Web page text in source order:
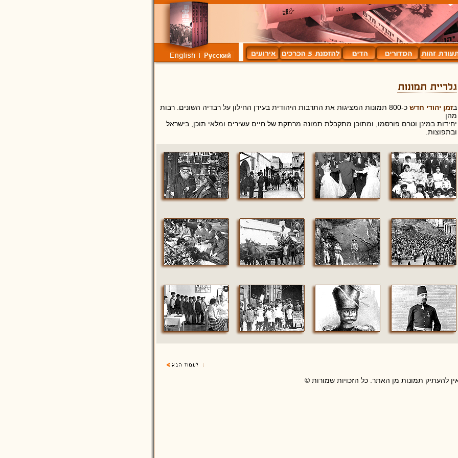
בזמן יהודי חדש
כ-800 תמונות המציגות את התרבות היהודית בעידן החילון על רבדיה השונים. רבות
מהן
יחידות במינן וטרם פורסמו, ומתוכן מתקבלת תמונה מרתקת של חיים עשירים ומלאי תוכן, בישראל
ובתפוצות.
להעתיק תמונות מן האתר. כל הזכויות שמורות ©